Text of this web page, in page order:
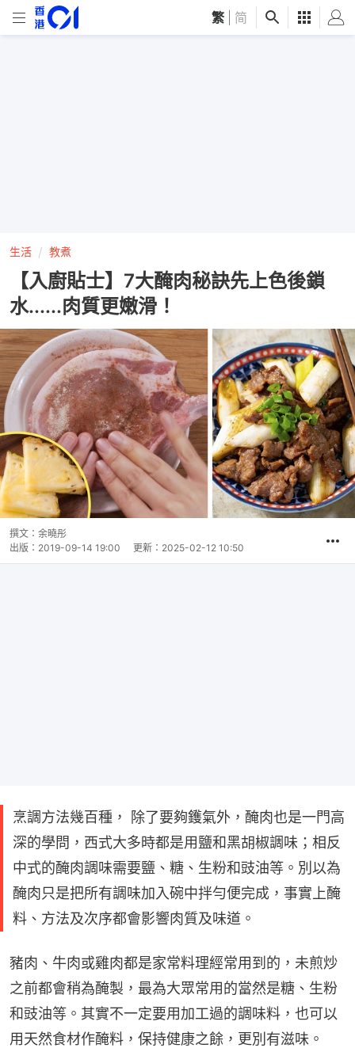
繁 简
生活 教煮
【入廚貼士】7大醃肉秘訣先上色後鎖
水......肉質更嫩滑！
撰文： 余曉彤
出版： 2019-09-14 19:00 更新： 2025-02-12 10:50
烹調方法幾百種， 除了要夠鑊氣外，醃肉也是一門高
深的學問，西式大多時都是用鹽和黑胡椒調味；相反
中式的醃肉調味需要鹽、糖、生粉和豉油等。別以為
醃肉只是把所有調味加入碗中拌勻便完成，事實上醃
料、方法及次序都會影響肉質及味道。
豬肉、牛肉或雞肉都是家常料理經常用到的，未煎炒
之前都會稍為醃製，最為大眾常用的當然是糖、生粉
和豉油等。其實不一定要用加工過的調味料，也可以
用天然食材作醃料，保持健康之餘，更別有滋味。